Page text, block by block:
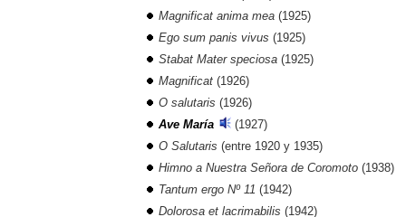
Magnificat anima mea (1925)
Ego sum panis vivus (1925)
Stabat Mater speciosa (1925)
Magnificat (1926)
O salutaris (1926)
Ave María
(1927)
O Salutaris (entre 1920 y 1935)
Himno a Nuestra Señora de Coromoto (1938)
Tantum ergo Nº 11 (1942)
Dolorosa et lacrimabilis (1942)